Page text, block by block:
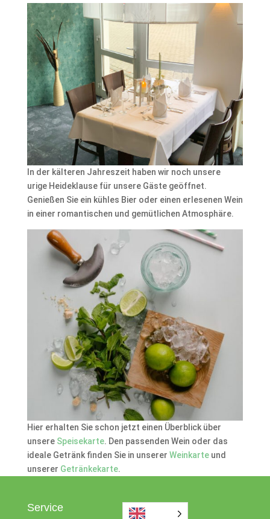
In der kälteren Jahreszeit haben wir noch unsere
urige Heideklause für unsere Gäste geöffnet.
Genießen Sie ein kühles Bier oder einen erlesenen Wein
in einer romantischen und gemütlichen Atmosphäre.
Hier erhalten Sie schon jetzt einen Überblick über
unsere Speisekarte. Den passenden Wein oder das
ideale Getränk finden Sie in unserer Weinkarteund
unserer Getränkekarte.
Service